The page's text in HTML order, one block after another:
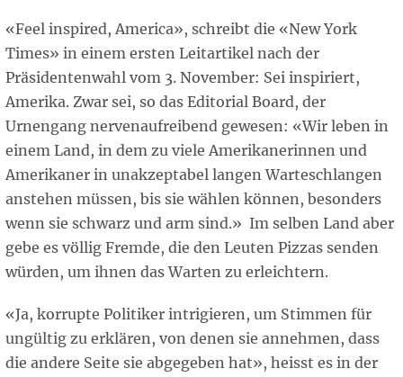
«Feel inspired, America», schreibt die «New York
Times» in einem ersten Leitartikel nach der
Präsidentenwahl vom 3. November: Sei inspiriert,
Amerika. Zwar sei, so das Editorial Board, der
Urnengang nervenaufreibend gewesen: «Wir leben in
einem Land, in dem zu viele Amerikanerinnen und
Amerikaner in unakzeptabel langen Warteschlangen
anstehen müssen, bis sie wählen können, besonders
wenn sie schwarz und arm sind.» Im selben Land aber
gebe es völlig Fremde, die den Leuten Pizzas senden
würden, um ihnen das Warten zu erleichtern.
«Ja, korrupte Politiker intrigieren, um Stimmen für
ungültig zu erklären, von denen sie annehmen, dass
die andere Seite sie abgegeben hat», heisst es in der